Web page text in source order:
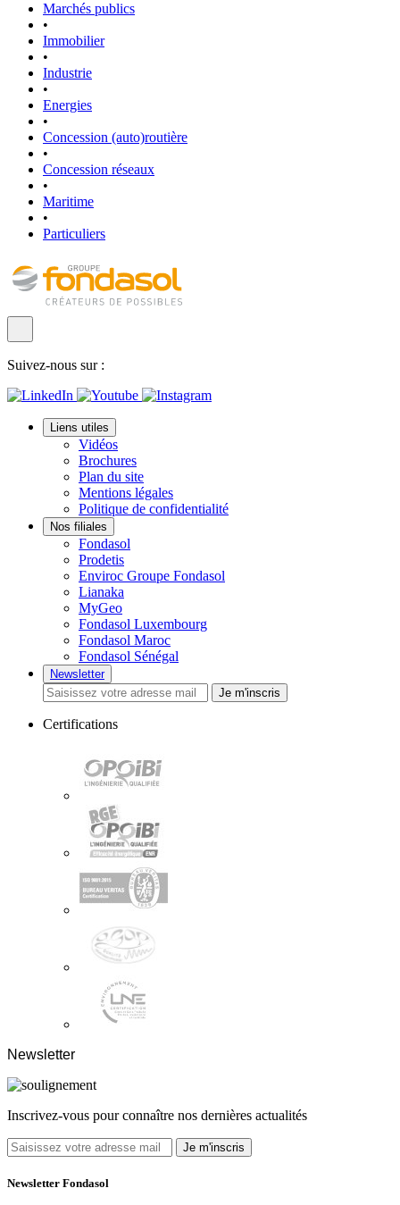
Marchés publics
•
Immobilier
•
Industrie
•
Energies
•
Concession (auto)routière
•
Concession réseaux
•
Maritime
•
Particuliers
Suivez-nous sur :
Liens utiles
Vidéos
Brochures
Plan du site
Mentions légales
Politique de confidentialité
Nos filiales
Fondasol
Prodetis
Enviroc Groupe Fondasol
Lianaka
MyGeo
Fondasol Luxembourg
Fondasol Maroc
Fondasol Sénégal
Newsletter
Je m'inscris
Certifications
Newsletter
Inscrivez-vous pour connaître nos dernières actualités
Je m'inscris
Newsletter Fondasol